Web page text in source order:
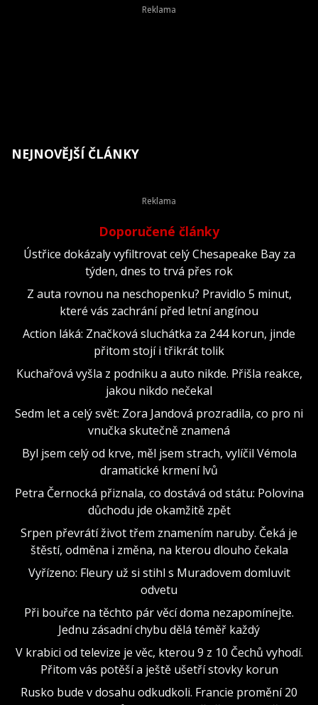
NEJNOVĚJŠÍ ČLÁNKY
Doporučené články
Ústřice dokázaly vyfiltrovat celý Chesapeake Bay za
týden, dnes to trvá přes rok
Z auta rovnou na neschopenku? Pravidlo 5 minut,
které vás zachrání před letní angínou
Action láká: Značková sluchátka za 244 korun, jinde
přitom stojí i třikrát tolik
Kuchařová vyšla z podniku a auto nikde. Přišla reakce,
jakou nikdo nečekal
Sedm let a celý svět: Zora Jandová prozradila, co pro ni
vnučka skutečně znamená
Byl jsem celý od krve, měl jsem strach, vylíčil Vémola
dramatické krmení lvů
Petra Černocká přiznala, co dostává od státu: Polovina
důchodu jde okamžitě zpět
Srpen převrátí život třem znamením naruby. Čeká je
štěstí, odměna i změna, na kterou dlouho čekala
Vyřízeno: Fleury už si stihl s Muradovem domluvit
odvetu
Při bouřce na těchto pár věcí doma nezapomínejte.
Jednu zásadní chybu dělá téměř každý
V krabici od televize je věc, kterou 9 z 10 Čechů vyhodí.
Přitom vás potěší a ještě ušetří stovky korun
Rusko bude v dosahu odkudkoli. Francie promění 20